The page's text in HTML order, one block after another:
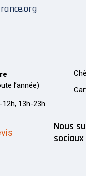
l’année)
12h, 13h-23h
Nous
sociaux